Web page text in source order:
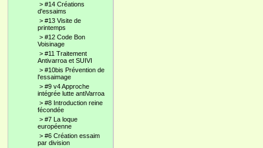
> #14 Créations
d'essaims
> #13 Visite de
printemps
> #12 Code Bon
Voisinage
> #11 Traitement
Antivarroa et SUIVI
> #10bis Prévention de
l'essaimage
> #9 v4 Approche
intégrée lutte antiVarroa
> #8 Introduction reine
fécondée
> #7 La loque
européenne
> #6 Création essaim
par division